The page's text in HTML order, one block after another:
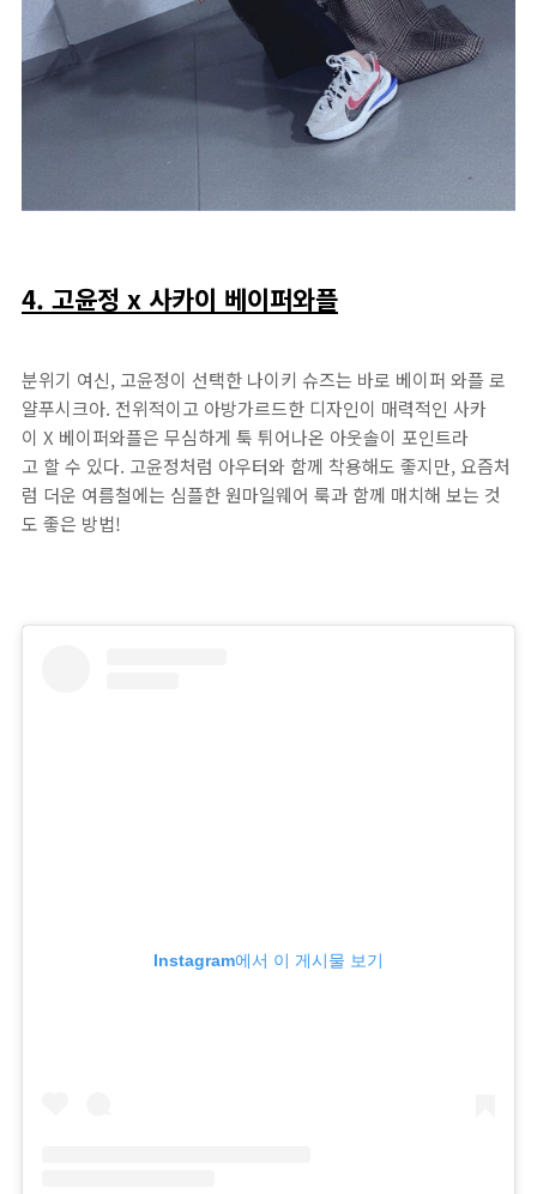
4. 고윤정 x 사카이 베이퍼와플
분위기 여신, 고윤정이 선택한 나이키 슈즈는 바로 베이퍼 와플 로
얄푸시크아. 전위적이고 아방가르드한 디자인이 매력적인 사카
이 X 베이퍼와플은 무심하게 툭 튀어나온 아웃솔이 포인트라
고 할 수 있다. 고윤정처럼 아우터와 함께 착용해도 좋지만, 요즘처
럼 더운 여름철에는 심플한 원마일웨어 룩과 함께 매치해 보는 것
도 좋은 방법!
Instagram에서 이 게시물 보기